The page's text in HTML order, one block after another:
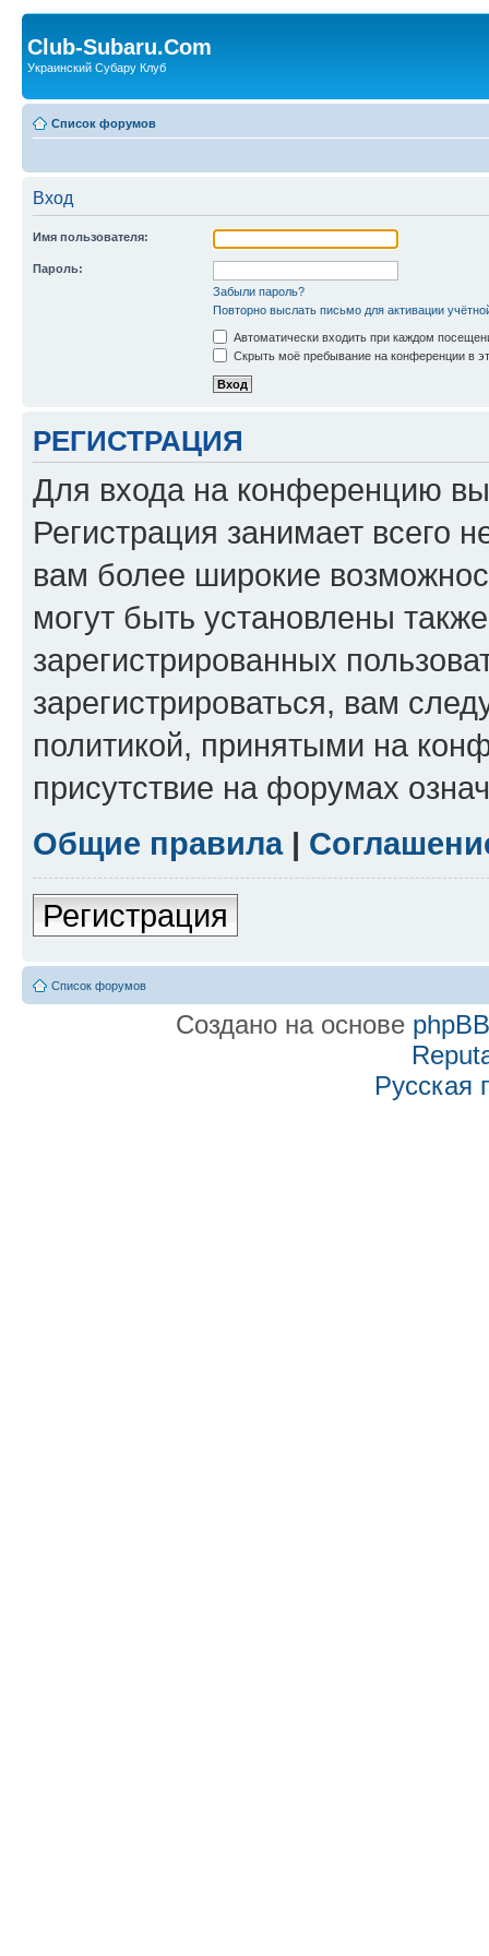
Club-Subaru.Com
Украинский Субару Клуб
Список форумов
Вход
Имя пользователя:
Пароль:
Забыли пароль?
Повторно выслать письмо для активации
Автоматически входить при каждом
Скрыть моё пребывание на конференции в
РЕГИСТРАЦИЯ
Для входа на конференцию
Регистрация занимает всего
вам более широкие
могут быть установлены
зарегистрированных
зарегистрироваться, вам
политикой, принятыми на
присутствие на форумах
Общие правила|
Регистрация
Список форумов
Создано на основе phpBB
Русская